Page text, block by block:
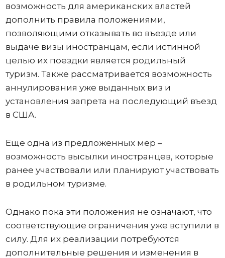
возможность для американских властей
дополнить правила положениями,
позволяющими отказывать во въезде или
выдаче визы иностранцам, если истинной
целью их поездки является родильный
туризм. Также рассматривается возможность
аннулирования уже выданных виз и
установления запрета на последующий въезд
в США.
Еще одна из предложенных мер –
возможность высылки иностранцев, которые
ранее участвовали или планируют участвовать
в родильном туризме.
Однако пока эти положения не означают, что
соответствующие ограничения уже вступили в
силу. Для их реализации потребуются
дополнительные решения и изменения в